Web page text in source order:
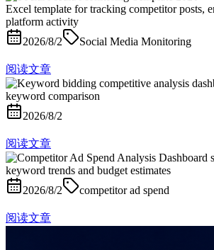
2026/8/2 Social Media Monitoring
阅读文章
2026/8/2
阅读文章
2026/8/2 competitor ad spend
阅读文章